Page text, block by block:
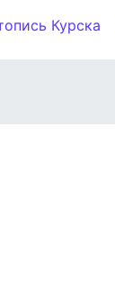
Курска